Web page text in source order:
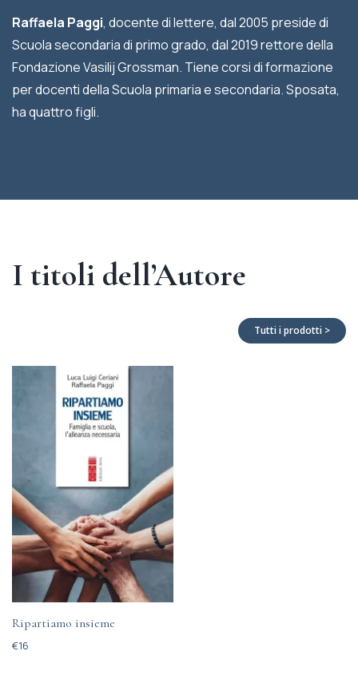
Raffaela Paggi, docente di lettere, dal 2005 preside di
Scuola secondaria di primo grado, dal 2019 rettore della
Fondazione Vasilij Grossman. Tiene corsi di formazione
per docenti della Scuola primaria e secondaria. Sposata,
ha quattro figli.
I titoli dell’Autore
Tutti i prodotti >
Ripartiamo insieme
€16